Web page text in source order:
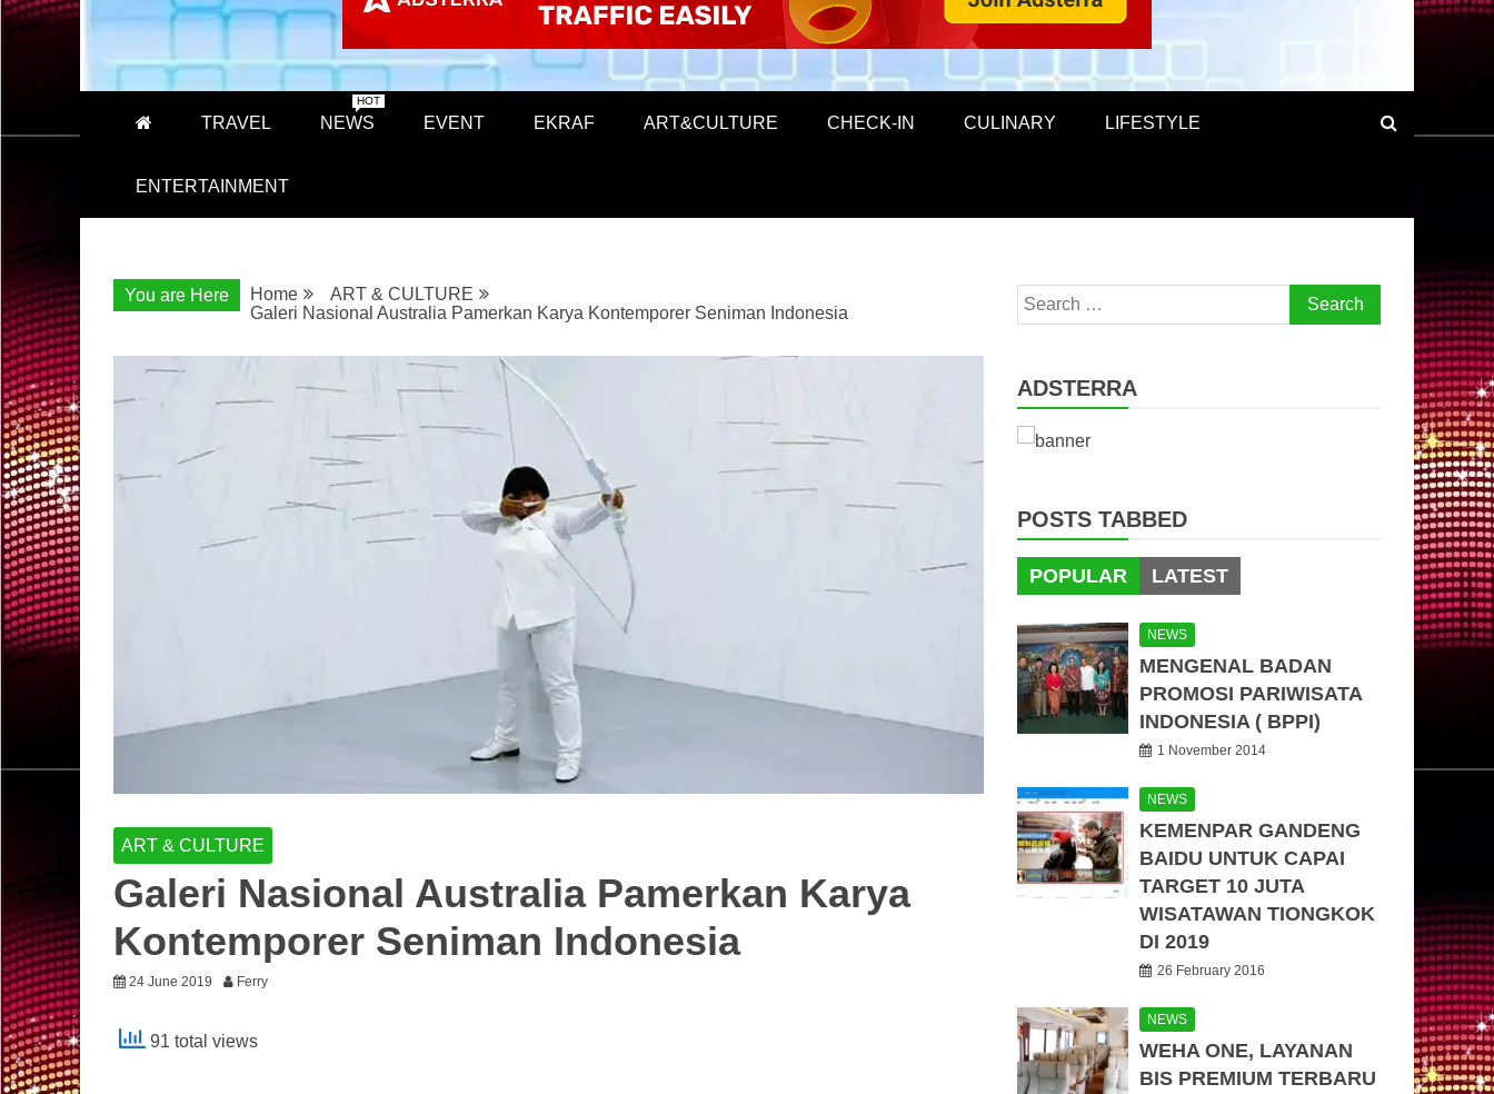
TRAVEL NEWS
HOT
EVENT EKRAF ART&CULTURE CHECK-IN CULINARY LIFESTYLE
ENTERTAINMENT
You are Here Home
ART & CULTURE
Galeri Nasional Australia Pamerkan Karya Kontemporer Seniman Indonesia
ART & CULTURE
Galeri Nasional Australia Pamerkan Karya
Kontemporer Seniman Indonesia
24 June 2019 Ferry
91 total views
Search
for:
ADSTERRA
POSTS TABBED
POPULAR LATEST
NEWS
MENGENAL BADAN
PROMOSI PARIWISATA
INDONESIA ( BPPI)
1 November 2014
NEWS
KEMENPAR GANDENG
BAIDU UNTUK CAPAI
TARGET 10 JUTA
WISATAWAN TIONGKOK
DI 2019
26 February 2016
NEWS
WEHA ONE, LAYANAN
BIS PREMIUM TERBARU